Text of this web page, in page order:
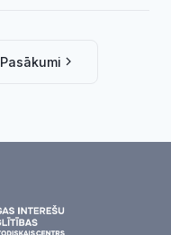
Pasākumi